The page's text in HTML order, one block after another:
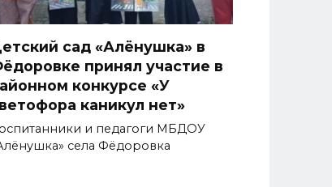
сад «Алёнушка» в
принял участие в
конкурсе «У
каникул нет»
и педагоги МБДОУ
села Фёдоровка